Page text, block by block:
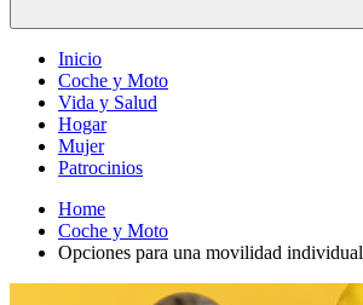
Inicio
Coche y Moto
Vida y Salud
Hogar
Mujer
Patrocinios
Home
Coche y Moto
Opciones para una movilidad individual